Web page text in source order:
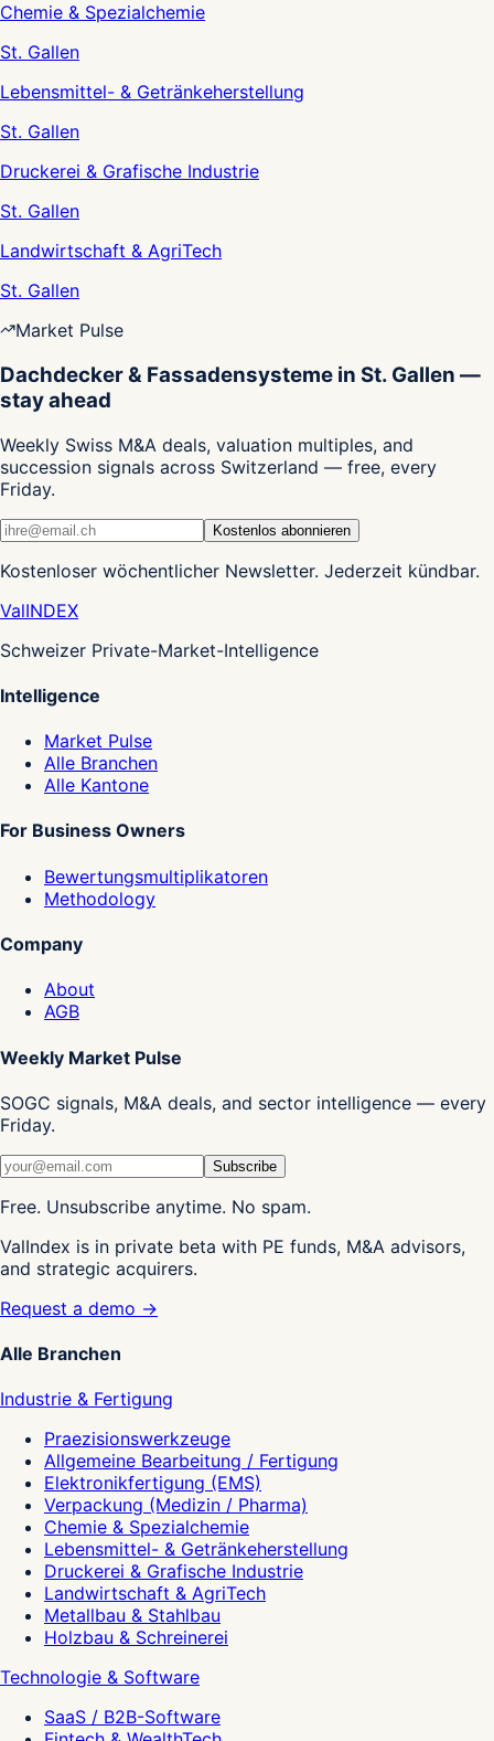
Chemie & Spezialchemie
St. Gallen
Lebensmittel- & Getränkeherstellung
St. Gallen
Druckerei & Grafische Industrie
St. Gallen
Landwirtschaft & AgriTech
St. Gallen
Market Pulse
Dachdecker & Fassadensysteme in St. Gallen —
stay ahead
Weekly Swiss M&A deals, valuation multiples, and
succession signals across Switzerland — free, every
Friday.
Kostenlos abonnieren
Kostenloser wöchentlicher Newsletter. Jederzeit kündbar.
ValINDEX
Schweizer Private-Market-Intelligence
Intelligence
Market Pulse
Alle Branchen
Alle Kantone
For Business Owners
Bewertungsmultiplikatoren
Methodology
Company
About
AGB
Weekly Market Pulse
SOGC signals, M&A deals, and sector intelligence — every
Friday.
Subscribe
Free. Unsubscribe anytime. No spam.
ValIndex is in private beta with PE funds, M&A advisors,
and strategic acquirers.
Request a demo →
Alle Branchen
Industrie & Fertigung
Praezisionswerkzeuge
Allgemeine Bearbeitung / Fertigung
Elektronikfertigung (EMS)
Verpackung (Medizin / Pharma)
Chemie & Spezialchemie
Lebensmittel- & Getränkeherstellung
Druckerei & Grafische Industrie
Landwirtschaft & AgriTech
Metallbau & Stahlbau
Holzbau & Schreinerei
Technologie & Software
SaaS / B2B-Software